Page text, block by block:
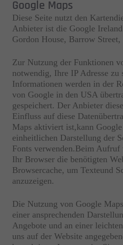
Google Maps
Diese Seite nutzt den
Anbieter ist die Google
Gordon House, Barrow
Zur Nutzung der Funktionen
notwendig, Ihre IP Adresse zu
Informationen werden in der
von Google in den USA
gespeichert. Der Anbieter
Einfluss auf diese
Maps aktiviert ist,kann
einheitlichen Darstellung der
Fonts verwenden.Beim
Ihr Browser die benötigten
Browsercache, um Texteund
anzuzeigen.
Die Nutzung von Google
einer ansprechenden
Angebote und an einer
uns auf der Website